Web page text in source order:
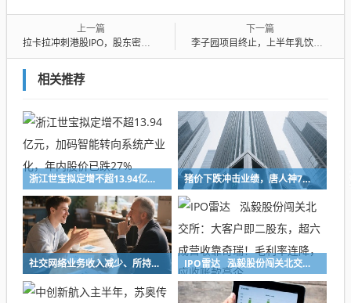
上一篇
拉卡拉冲刺港股IPO，股东密集减持引关注
下一篇
李子园项目终止，上半年乳饮料收入下降11%
相关推荐
浙江世宝拟定增不超13.94亿元，加码智能转向系统产业化，年内股价已跌27% 猪价下跌冲击业绩，唐人神7月生猪销售收入下降47%，中报预亏超8亿元创新高
社交网络业务收入减少、所持加密货币减值，映宇宙预计上半年净利缩水30% IPO雷达 泓毅股份闯关北交所：大客户即二股东，超六成营收靠奇瑞！毛利率连降，应收账款高企